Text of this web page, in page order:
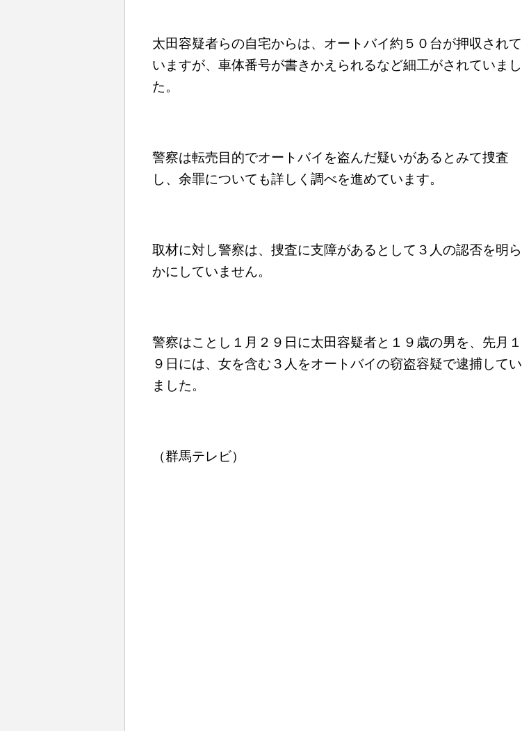
太田容疑者らの自宅からは、オートバイ約５０台が押収されて
いますが、車体番号が書きかえられるなど細工がされていまし
た。
警察は転売目的でオートバイを盗んだ疑いがあるとみて捜査
し、余罪についても詳しく調べを進めています。
取材に対し警察は、捜査に支障があるとして３人の認否を明ら
かにしていません。
警察はことし１月２９日に太田容疑者と１９歳の男を、先月１
９日には、女を含む３人をオートバイの窃盗容疑で逮捕してい
ました。
（群馬テレビ）